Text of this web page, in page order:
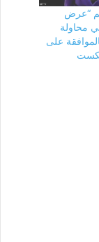
“عرض
محاولة
على